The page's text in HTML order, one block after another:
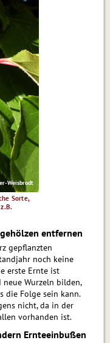
Weisbrodt
Sorte,
entfernen
ge­pflanz­ten
noch keine
erste Ernte ist
neue Wurzeln bilden,
die Folge sein kann.
nicht, da in der
vor­han­den ist.
Ernteeinbußen